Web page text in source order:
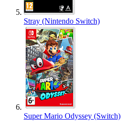
Stray (Nintendo Switch)
Super Mario Odyssey (Switch)